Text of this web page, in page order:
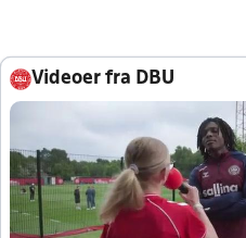
Videoer fra DBU